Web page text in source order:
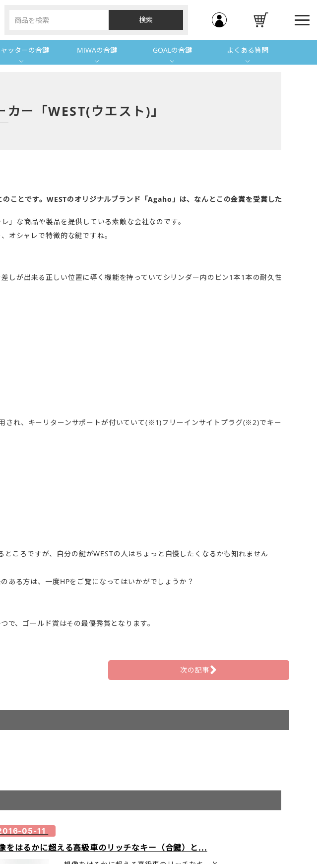
ッターの合鍵 MIWAの合鍵 GOALの合鍵 よくある質問
ー「WEST(ウエスト)」
ことです。WESTのオリジナルブランド「Agaho」は、なんとこの金賞を受賞した
」な商品や製品を提供している素敵な会社なのです。
オシャレで特徴的な鍵ですね。
が出来る正しい位置に導く機能を持っていてシリンダー内のピン1本1本の耐久性
れ、キーリターンサポートが付いていて(※1)フリーインサイトプラグ(※2)でキー
ころですが、自分の鍵がWESTの人はちょっと自慢したくなるかも知れません
ある方は、一度HPをご覧になってはいかがでしょうか？
、ゴールド賞はその最優秀賞となります。
次の記事
05-11
をはるかに超える高級車のリッチなキー（合鍵）と...